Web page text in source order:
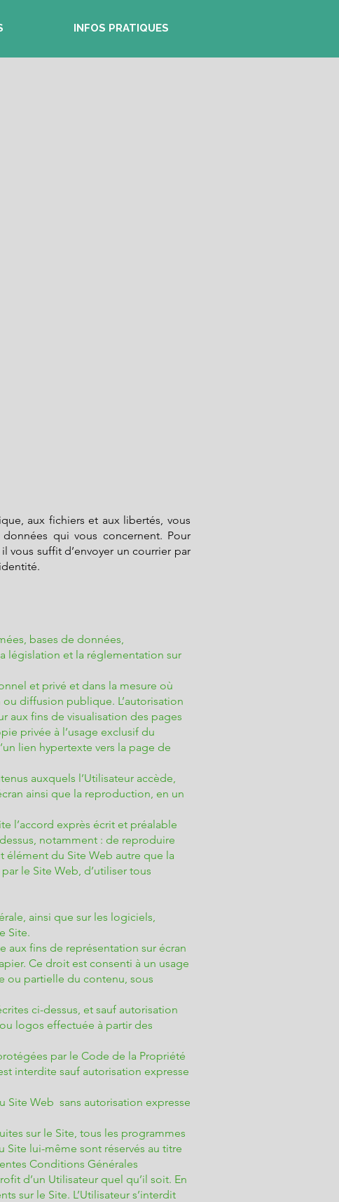
INFOS PRATIQUES
aux fichiers et aux libertés, vous
qui vous concernent. Pour
suffit d’envoyer un courrier par
bases de données,
législation et la réglementation sur
et privé et dans la mesure où
diffusion publique. L’autorisation
aux fins de visualisation des pages
privée à l’usage exclusif du
lien hypertexte vers la page de
auxquels l’Utilisateur accède,
ainsi que la reproduction, en un
l’accord exprès écrit et préalable
notamment : de reproduire
élément du Site Web autre que la
le Site Web, d’utiliser tous
ainsi que sur les logiciels,
Site.
aux fins de représentation sur écran
Ce droit est consenti à un usage
ou partielle du contenu, sous
ci-dessus, et sauf autorisation
logos effectuée à partir des
par le Code de la Propriété
interdite sauf autorisation expresse
Site Web sans autorisation expresse
sur le Site, tous les programmes
lui-même sont réservés au titre
Conditions Générales
d’un Utilisateur quel qu’il soit. En
sur le Site. L’Utilisateur s’interdit